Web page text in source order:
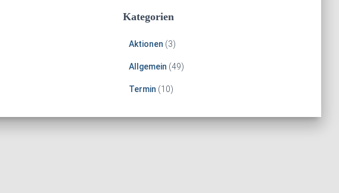
Kategorien
Aktionen (3)
Allgemein (49)
Termin (10)